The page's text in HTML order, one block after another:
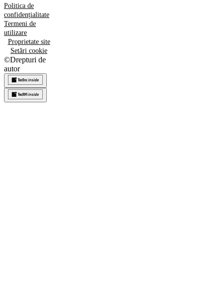
Politica de
confidențialitate
Termeni de
utilizare
Proprietate site
Setări cookie
©Drepturi de
autor